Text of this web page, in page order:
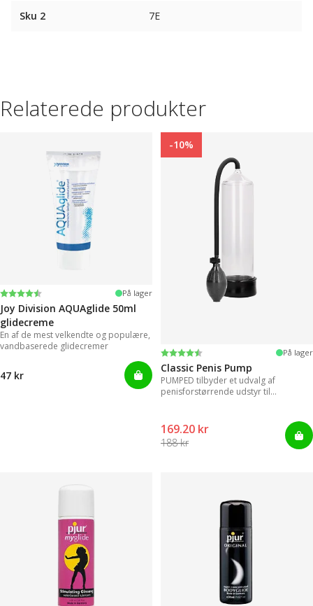
Sku 2 7E
Relaterede produkter
Vurdering:
4.2 ud af 5 stjerner På lager
Joy Division AQUAglide 50ml
glidecreme
En af de mest velkendte og populære,
vandbaserede glidecremer
47 kr
-10%
Vurdering:
4.3 ud af 5 stjerner På lager
Classic Penis Pump
PUMPED tilbyder et udvalg af
penisforstørrende udstyr til
169.20 kr
188 kr